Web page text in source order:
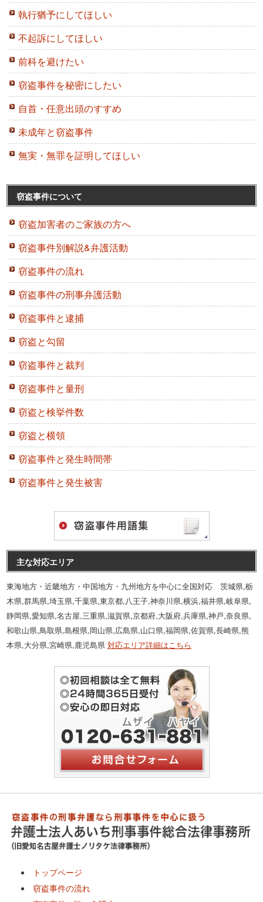
執行猶予にしてほしい
不起訴にしてほしい
前科を避けたい
窃盗事件を秘密にしたい
自首・任意出頭のすすめ
未成年と窃盗事件
無実・無罪を証明してほしい
窃盗事件について
窃盗加害者のご家族の方へ
窃盗事件別解説&弁護活動
窃盗事件の流れ
窃盗事件の刑事弁護活動
窃盗事件と逮捕
窃盗と勾留
窃盗事件と裁判
窃盗事件と量刑
窃盗と検挙件数
窃盗と横領
窃盗事件と発生時間帯
窃盗事件と発生被害
主な対応エリア
東海地方・近畿地方・中国地方・九州地方を中心に全国対応 茨城県,栃
木県,群馬県,埼玉県,千葉県,東京都,八王子,神奈川県,横浜,福井県,岐阜県,
静岡県,愛知県,名古屋,三重県,滋賀県,京都府,大阪府,兵庫県,神戸,奈良県,
和歌山県,鳥取県,島根県,岡山県,広島県,山口県,福岡県,佐賀県,長崎県,熊
本県,大分県,宮崎県,鹿児島県対応エリア詳細はこちら
トップページ
窃盗事件の流れ